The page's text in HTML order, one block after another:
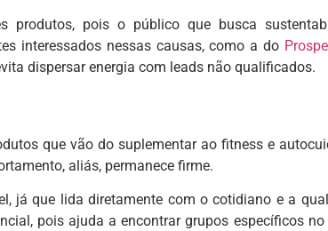
produtos, pois o público que busca
interessados nessas causas, como a do
dispersar energia com leads não qualificados.
que vão do suplementar ao fitness e
aliás, permanece firme.
já que lida diretamente com o cotidiano e a
pois ajuda a encontrar grupos específicos